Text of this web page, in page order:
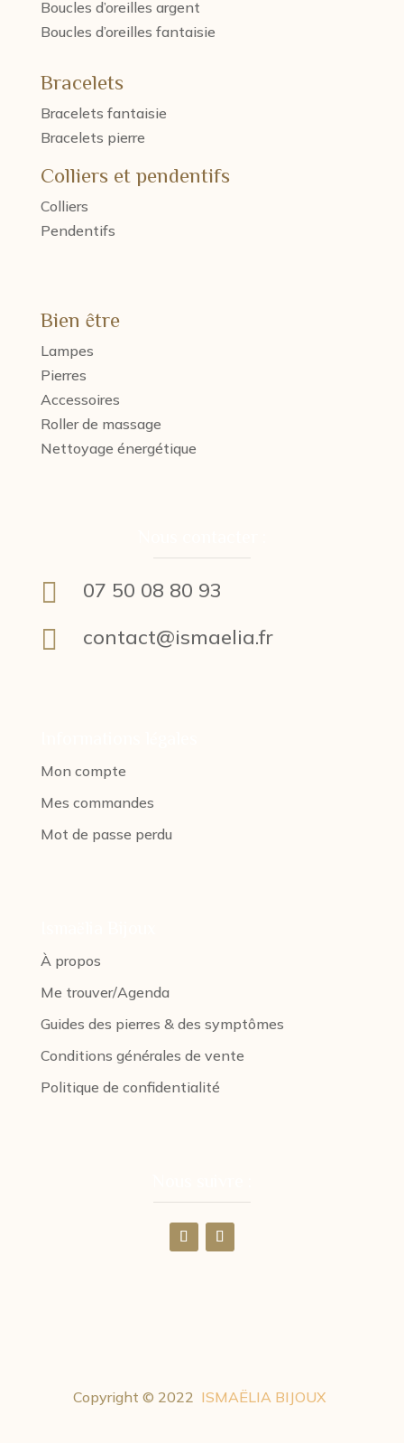
Boucles d’oreilles argent
Boucles d’oreilles fantaisie
Bracelets
Bracelets fantaisie
Bracelets pierre
Colliers et pendentifs
Colliers
Pendentifs
Bien être
Lampes
Pierres
Accessoires
Roller de massage
Nettoyage énergétique
 07 50 08 80 93
 contact@ismaelia.fr
Mon compte
Mes commandes
Mot de passe perdu
À propos
Me trouver/Agenda
Guides des pierres & des symptômes
Conditions générales de vente
Politique de confidentialité
Copyright © 2022 ISMAËLIA BIJOUX